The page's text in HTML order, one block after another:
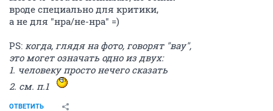
вроде специально для критики,
а не для "нра/не-нра" =)
PS: когда, глядя на фото, говорят "вау",
это могет означать одно из двух:
1. человеку просто нечего сказать
2. см. п.1
ОТВЕТИТЬ